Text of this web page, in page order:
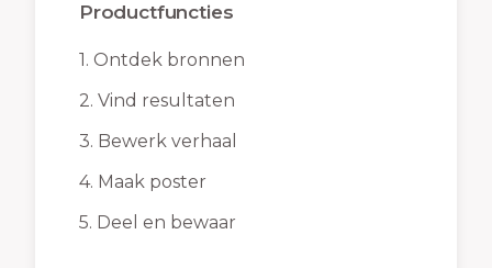
Productfuncties
1. Ontdek bronnen
2. Vind resultaten
3. Bewerk verhaal
4. Maak poster
5. Deel en bewaar